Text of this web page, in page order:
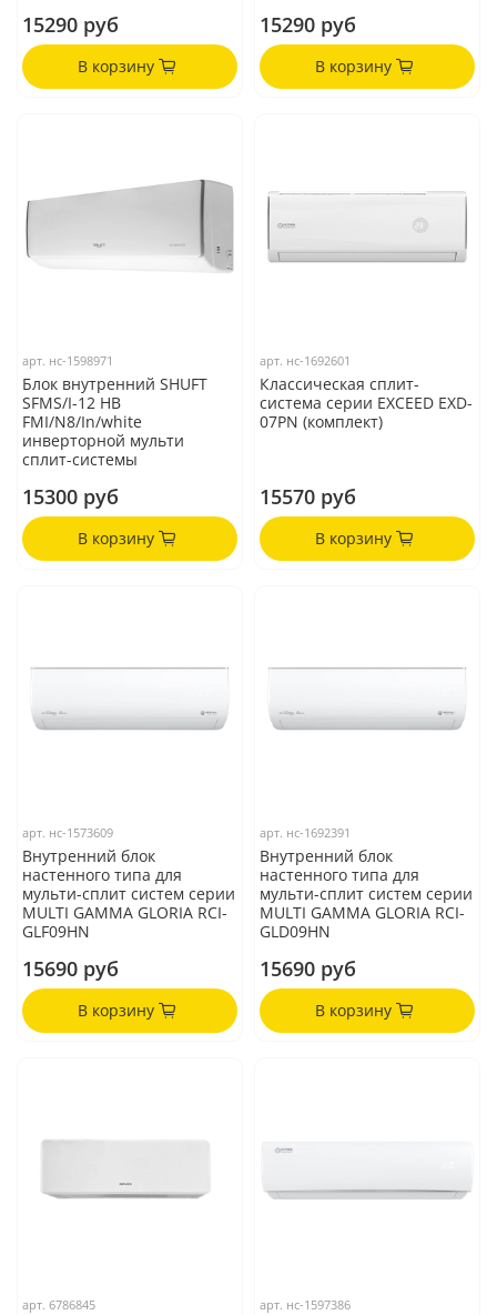
15290 руб
В корзину
15290 руб
В корзину
арт. нс-1598971
Блок внутренний SHUFT
SFMS/I-12 HB
FMI/N8/In/white
инверторной мульти
сплит-системы
15300 руб
В корзину
арт. нс-1692601
Классическая сплит-
система серии EXCEED EXD-
07PN (комплект)
15570 руб
В корзину
арт. нс-1573609
Внутренний блок
настенного типа для
мульти-сплит систем серии
MULTI GAMMA GLORIA RCI-
GLF09HN
15690 руб
В корзину
арт. нс-1692391
Внутренний блок
настенного типа для
мульти-сплит систем серии
MULTI GAMMA GLORIA RCI-
GLD09HN
15690 руб
В корзину
арт.6786845 арт. нс-1597386